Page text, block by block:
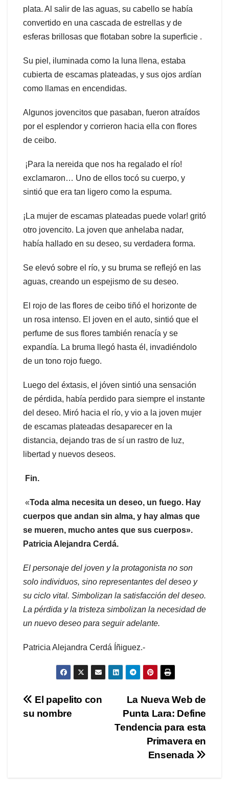
plata. Al salir de las aguas, su cabello se había
convertido en una cascada de estrellas y de
esferas brillosas que flotaban sobre la superficie .
Su piel, iluminada como la luna llena, estaba
cubierta de escamas plateadas, y sus ojos ardían
como llamas en encendidas.
Algunos jovencitos que pasaban, fueron atraídos
por el esplendor y corrieron hacia ella con flores
de ceibo.
¡Para la nereida que nos ha regalado el río!
exclamaron… Uno de ellos tocó su cuerpo, y
sintió que era tan ligero como la espuma.
¡La mujer de escamas plateadas puede volar! gritó
otro jovencito. La joven que anhelaba nadar,
había hallado en su deseo, su verdadera forma.
Se elevó sobre el río, y su bruma se reflejó en las
aguas, creando un espejismo de su deseo.
El rojo de las flores de ceibo tiñó el horizonte de
un rosa intenso. El joven en el auto, sintió que el
perfume de sus flores también renacía y se
expandía. La bruma llegó hasta él, invadiéndolo
de un tono rojo fuego.
Luego del éxtasis, el jóven sintió una sensación
de pérdida, había perdido para siempre el instante
del deseo. Miró hacia el río, y vio a la joven mujer
de escamas plateadas desaparecer en la
distancia, dejando tras de sí un rastro de luz,
libertad y nuevos deseos.
Fin.
«Toda alma necesita un deseo, un fuego. Hay
cuerpos que andan sin alma, y hay almas que
se mueren, mucho antes que sus cuerpos».
Patricia Alejandra Cerdá.
El personaje del joven y la protagonista no son
solo individuos, sino representantes del deseo y
su ciclo vital. Simbolizan la satisfacción del deseo.
La pérdida y la tristeza simbolizan la necesidad de
un nuevo deseo para seguir adelante.
Patricia Alejandra Cerdá Íñiguez.-
Navegación
La Nueva Web de
Punta Lara: Define
Tendencia para esta
Primavera en
Ensenada
El papelito con
su nombre